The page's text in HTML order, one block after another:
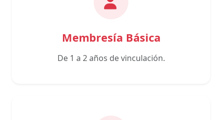
Membresía Básica
De 1 a 2 años de vinculación.